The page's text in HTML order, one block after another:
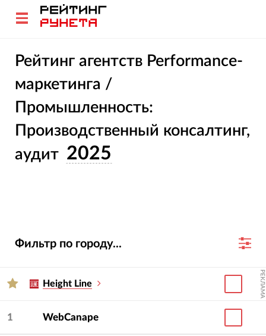
Рейтинг агентств Performance-
маркетинга /
Промышленность:
Производственный консалтинг,
аудит 2025
Фильтр по городу...
Height Line РЕКЛАМА
1 WebCanape